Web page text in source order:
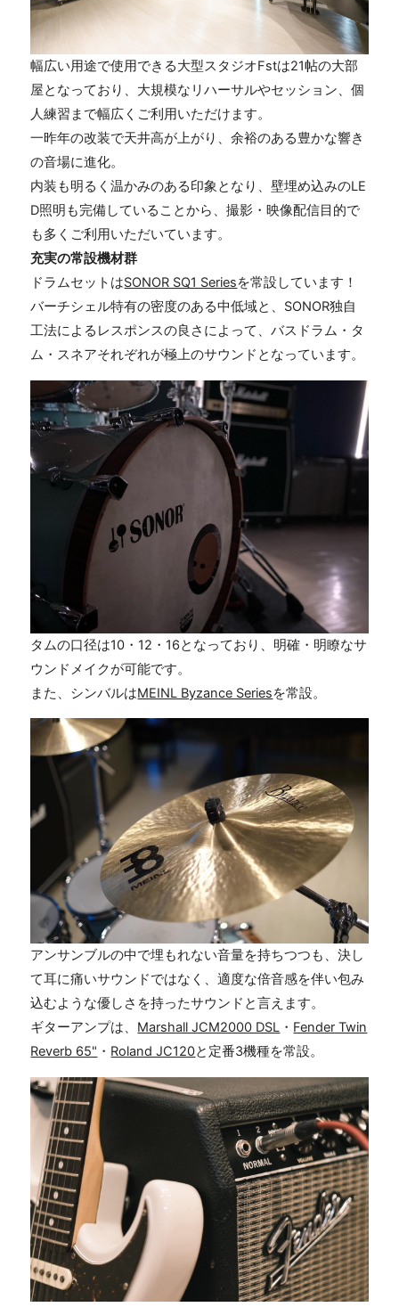
幅広い用途で使用できる大型スタジオFstは21帖の大部
屋となっており、大規模なリハーサルやセッション、個
人練習まで幅広くご利用いただけます。
一昨年の改装で天井高が上がり、余裕のある豊かな響き
の音場に進化。
内装も明るく温かみのある印象となり、壁埋め込みのLE
D照明も完備していることから、撮影・映像配信目的で
も多くご利用いただいています。
充実の常設機材群
ドラムセットはSONOR SQ1 Seriesを常設しています！
バーチシェル特有の密度のある中低域と、SONOR独自
工法によるレスポンスの良さによって、バスドラム・タ
ム・スネアそれぞれが極上のサウンドとなっています。
タムの口径は10・12・16となっており、明確・明瞭なサ
ウンドメイクが可能です。
また、シンバルはMEINL Byzance Seriesを常設。
アンサンブルの中で埋もれない音量を持ちつつも、決し
て耳に痛いサウンドではなく、適度な倍音感を伴い包み
込むような優しさを持ったサウンドと言えます。
ギターアンプは、 Marshall JCM2000 DSL ・ Fender Twin
Reverb 65" ・ Roland JC120と定番3機種を常設。